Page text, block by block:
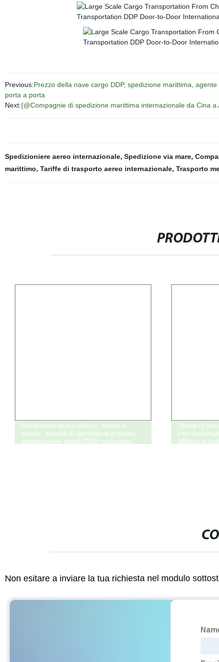
Previous:Prezzo della nave cargo DDP, spedizione marittima,
porta a porta
Next:{@Compagnie di spedizione marittima internazionale da Cina a
Spedizioniere aereo internazionale, Spedizione via mare,
marittimo, Tariffe di trasporto aereo internazionale, Trasporto
Spedizione aerea veloce, sicura e
stabile, agente di spedizione gratuita,
spedizioniere aereo DDP, consegna
Spese di
Non esitare a inviare la tua richiesta nel modulo